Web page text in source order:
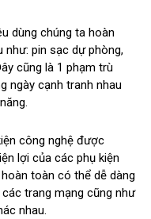
dùng chúng ta hoàn
như: pin sạc dự phòng,
cũng là 1 phạm trù
ngày cạnh tranh nhau
công nghệ được
lợi của các phụ kiện
toàn có thể dễ dàng
trang mạng cũng như
nhau.